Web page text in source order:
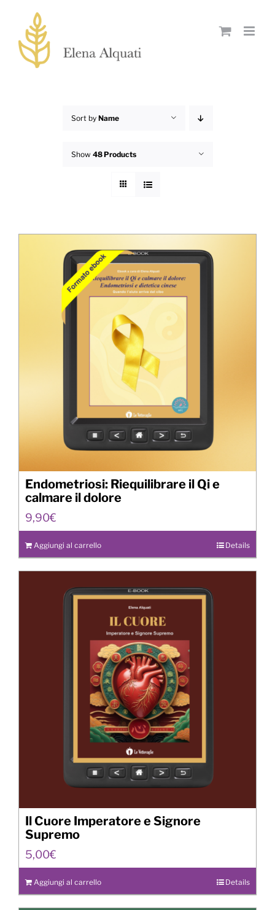
content
Sort by Name
Show 48 Products
Endometriosi: Riequilibrare il Qi e
calmare il dolore
9,90€
Aggiungi al carrello Details
Il Cuore Imperatore e Signore
Supremo
5,00€
Aggiungi al carrello Details